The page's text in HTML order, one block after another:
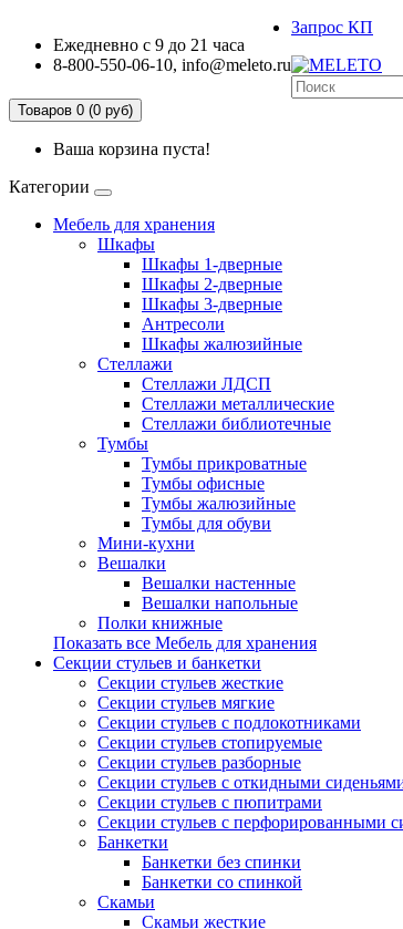
Ежедневно с 9 до 21 часа
8-800-550-06-10, info@meleto.ru
Запрос КП
Товаров 0 (0 pуб)
Ваша корзина пуста!
Категории
Мебель для хранения
Шкафы
Шкафы 1-дверные
Шкафы 2-дверные
Шкафы 3-дверные
Антресоли
Шкафы жалюзийные
Стеллажи
Стеллажи ЛДСП
Стеллажи металлические
Стеллажи библиотечные
Тумбы
Тумбы прикроватные
Тумбы офисные
Тумбы жалюзийные
Тумбы для обуви
Мини-кухни
Вешалки
Вешалки настенные
Вешалки напольные
Полки книжные
Показать все Мебель для хранения
Секции стульев и банкетки
Секции стульев жесткие
Секции стульев мягкие
Секции стульев с подлокотниками
Секции стульев стопируемые
Секции стульев разборные
Секции стульев с откидными
Секции стульев с пюпитрами
Секции стульев с перфорированными
Банкетки
Банкетки без спинки
Банкетки со спинкой
Скамьи
Скамьи жесткие